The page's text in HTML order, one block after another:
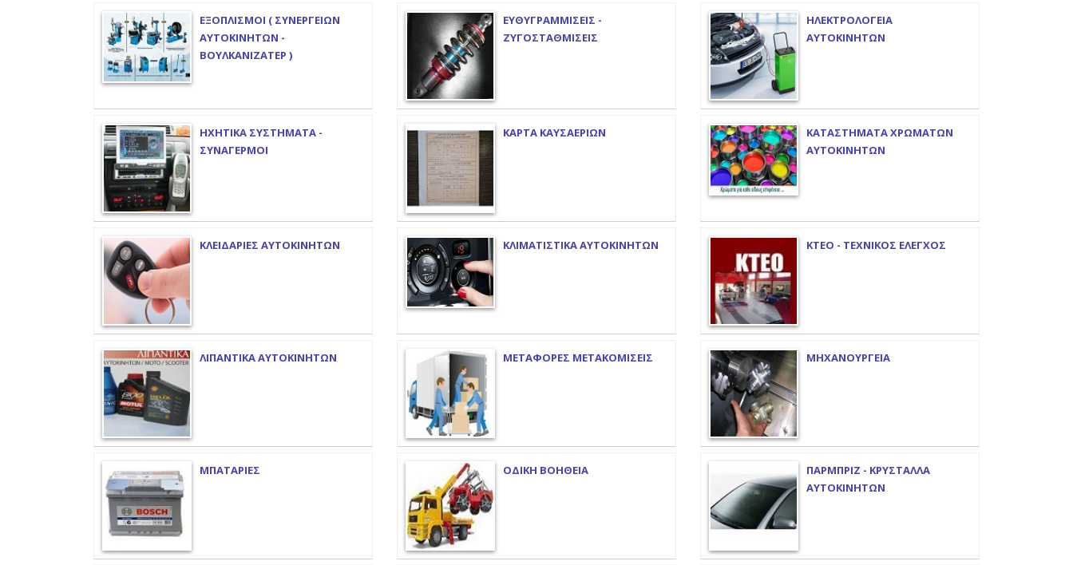
ΕΞΟΠΛΙΣΜΟΙ ( ΣΥΝΕΡΓΕΙΩΝ
ΑΥΤΟΚΙΝΗΤΩΝ -
ΒΟΥΛΚΑΝΙΖΑΤΕΡ )
ΕΥΘΥΓΡΑΜΜΙΣΕΙΣ -
ΖΥΓΟΣΤΑΘΜΙΣΕΙΣ
ΗΛΕΚΤΡΟΛΟΓΕΙΑ
ΑΥΤΟΚΙΝΗΤΩΝ
ΗΧΗΤΙΚΑ ΣΥΣΤΗΜΑΤΑ -
ΣΥΝΑΓΕΡΜΟΙ
ΚΑΡΤΑ ΚΑΥΣΑΕΡΙΩΝ
ΚΑΤΑΣΤΗΜΑΤΑ ΧΡΩΜΑΤΩΝ
ΑΥΤΟΚΙΝΗΤΩΝ
ΚΛΕΙΔΑΡΙΕΣ ΑΥΤΟΚΙΝΗΤΩΝ ΚΛΙΜΑΤΙΣΤΙΚΑ ΑΥΤΟΚΙΝΗΤΩΝ ΚΤΕΟ - ΤΕΧΝΙΚΟΣ ΕΛΕΓΧΟΣ
ΛΙΠΑΝΤΙΚΑ ΑΥΤΟΚΙΝΗΤΩΝ ΜΕΤΑΦΟΡΕΣ ΜΕΤΑΚΟΜΙΣΕΙΣ ΜΗΧΑΝΟΥΡΓΕΙΑ
ΜΠΑΤΑΡΙΕΣ ΟΔΙΚΗ ΒΟΗΘΕΙΑ
ΠΑΡΜΠΡΙΖ - ΚΡΥΣΤΑΛΛΑ
ΑΥΤΟΚΙΝΗΤΩΝ